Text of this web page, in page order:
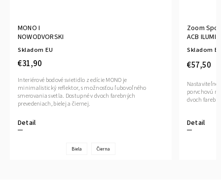
MONO I
NOWODVORSKI
Skladom EU
€31,90
Detail
Interiérové bodové svietidlo z edície MONO je
minimalistický reflektor, s možnosťou ľubovoľného
smerovania svetla. Dostupné v dvoch farebných
prevedeniach, bielej a čiernej.
Biela Čierna
Zoom
ACB
Skladom
€57,50
Detail
Nastaviteľné
porvchovú
dvoch